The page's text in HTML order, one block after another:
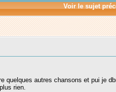
Voir le sujet
autres chansons et pui je
rien.